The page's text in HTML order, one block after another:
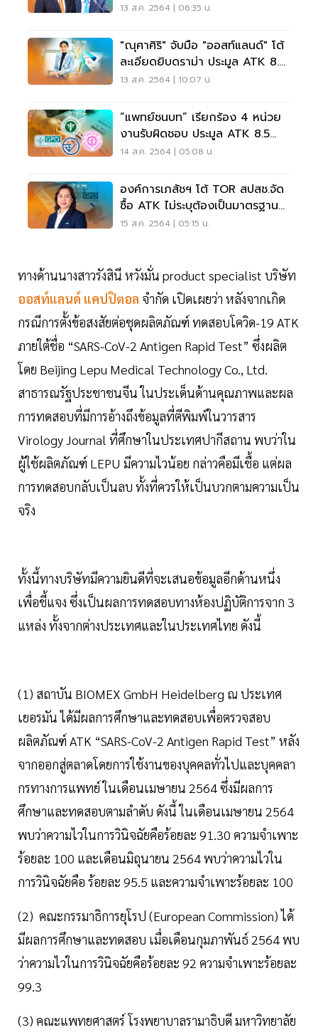
13 ส.ค. 2564 | 06:35 น.
"ณุศาศิริ" จับมือ "ออสท์แลนด์" โต้
ละเอียดยิบดราม่า ประมูล ATK 8.5
ล้าน
13 ส.ค. 2564 | 10:07 น.
“แพทย์ชนบท” เรียกร้อง 4 หน่วย
งานรับผิดชอบ ประมูล ATK 8.5
ล้านชิ้น
14 ส.ค. 2564 | 05:08 น.
องค์การเภสัชฯ โต้ TOR สปสช.จัด
ซื้อ ATK ไม่ระบุต้องเป็นมาตรฐาน
WHO
15 ส.ค. 2564 | 05:15 น.
ทางด้านนางสาวรังสินี หวังมั่น product specialist บริษัท
ออสท์แลนด์ แคปปิตอล จำกัด เปิดเผยว่า หลังจากเกิด
กรณีการตั้งข้อสงสัยต่อชุดผลิตภัณฑ์ ทดสอบโควิด-19 ATK
ภายใต้ชื่อ “SARS-CoV-2 Antigen Rapid Test” ซึ่งผลิต
โดย Beijing Lepu Medical Technology Co., Ltd.
สาธารณรัฐประชาชนจีน ในประเด็นด้านคุณภาพและผล
การทดสอบที่มีการอ้างถึงข้อมูลที่ตีพิมพ์ในวารสาร
Virology Journal ที่ศึกษาในประเทศปากีสถาน พบว่าใน
ผู้ใช้ผลิตภัณฑ์ LEPU มีความไวน้อย กล่าวคือมีเชื้อ แต่ผล
การทดสอบกลับเป็นลบ ทั้งที่ควรให้เป็นบวกตามความเป็น
จริง
ทั้งนี้ทางบริษัทมีความยินดีที่จะเสนอข้อมูลอีกด้านหนึ่ง
เพื่อชี้แจง ซึ่งเป็นผลการทดสอบทางห้องปฏิบัติการจาก 3
แหล่ง ทั้งจากต่างประเทศและในประเทศไทย ดังนี้
(1) สถาบัน BIOMEX GmbH Heidelberg ณ ประเทศ
เยอรมัน ได้มีผลการศึกษาและทดสอบเพื่อตรวจสอบ
ผลิตภัณฑ์ ATK “SARS-CoV-2 Antigen Rapid Test” หลัง
จากออกสู่ตลาดโดยการใช้งานของบุคคลทั่วไปและบุคคลา
กรทางการแพทย์ ในเดือนเมษายน 2564 ซึ่งมีผลการ
ศึกษาและทดสอบตามลำดับ ดังนี้ ในเดือนเมษายน 2564
พบว่าความไวในการวินิจฉัยคือร้อยละ 91.30 ความจําเพาะ
ร้อยละ 100 และเดือนมิถุนายน 2564 พบว่าความไวใน
การวินิจฉัยคือ ร้อยละ 95.5 และความจําเพาะร้อยละ 100
(2) คณะกรรมาธิการยุโรป (European Commission) ได้
มีผลการศึกษาและทดสอบ เมื่อเดือนกุมภาพันธ์ 2564 พบ
ว่าความไวในการวินิจฉัยคือร้อยละ 92 ความจำเพาะร้อยละ
99.3
(3) คณะแพทยศาสตร์ โรงพยาบาลรามาธิบดี มหาวิทยาลัย